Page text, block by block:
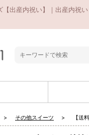
【出産内祝い】｜出産内祝い
その他スイーツ 【送